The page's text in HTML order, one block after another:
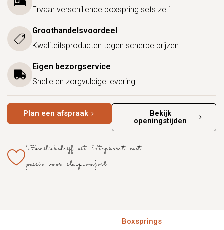
Ervaar verschillende boxspring sets zelf
Groothandelsvoordeel
Kwaliteitsproducten tegen scherpe prijzen
Eigen bezorgservice
Snelle en zorgvuldige levering
Plan een afspraak
Bekijk
openingstijden
Familiebedrijf uit Staphorst met
passie voor slaapcomfort
Boxsprings